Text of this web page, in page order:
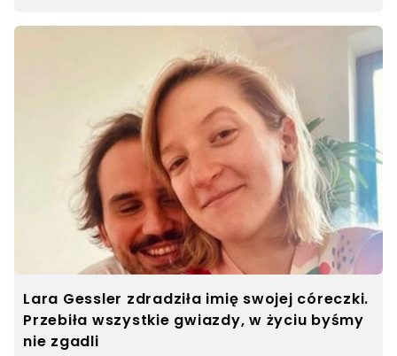
Lara Gessler zdradziła imię swojej córeczki.
Przebiła wszystkie gwiazdy, w życiu byśmy
nie zgadli